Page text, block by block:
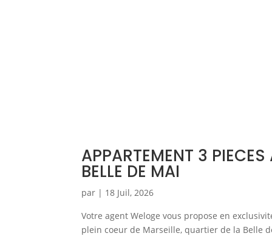
APPARTEMENT 3
BELLE DE MAI
par | 18 Juil, 2026
Votre agent Weloge vous propose en
plein coeur de Marseille, quartier de la Belle